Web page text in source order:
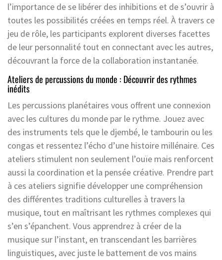
l’importance de se libérer des inhibitions et de s’ouvrir à
toutes les possibilités créées en temps réel. À travers ce
jeu de rôle, les participants explorent diverses facettes
de leur personnalité tout en connectant avec les autres,
découvrant la force de la collaboration instantanée.
Ateliers de percussions du monde : Découvrir des rythmes
inédits
Les percussions planétaires vous offrent une connexion
avec les cultures du monde par le rythme. Jouez avec
des instruments tels que le djembé, le tambourin ou les
congas et ressentez l’écho d’une histoire millénaire. Ces
ateliers stimulent non seulement l’ouïe mais renforcent
aussi la coordination et la pensée créative. Prendre part
à ces ateliers signifie développer une compréhension
des différentes traditions culturelles à travers la
musique, tout en maîtrisant les rythmes complexes qui
s’en s’épanchent. Vous apprendrez à créer de la
musique sur l’instant, en transcendant les barrières
linguistiques, avec juste le battement de vos mains